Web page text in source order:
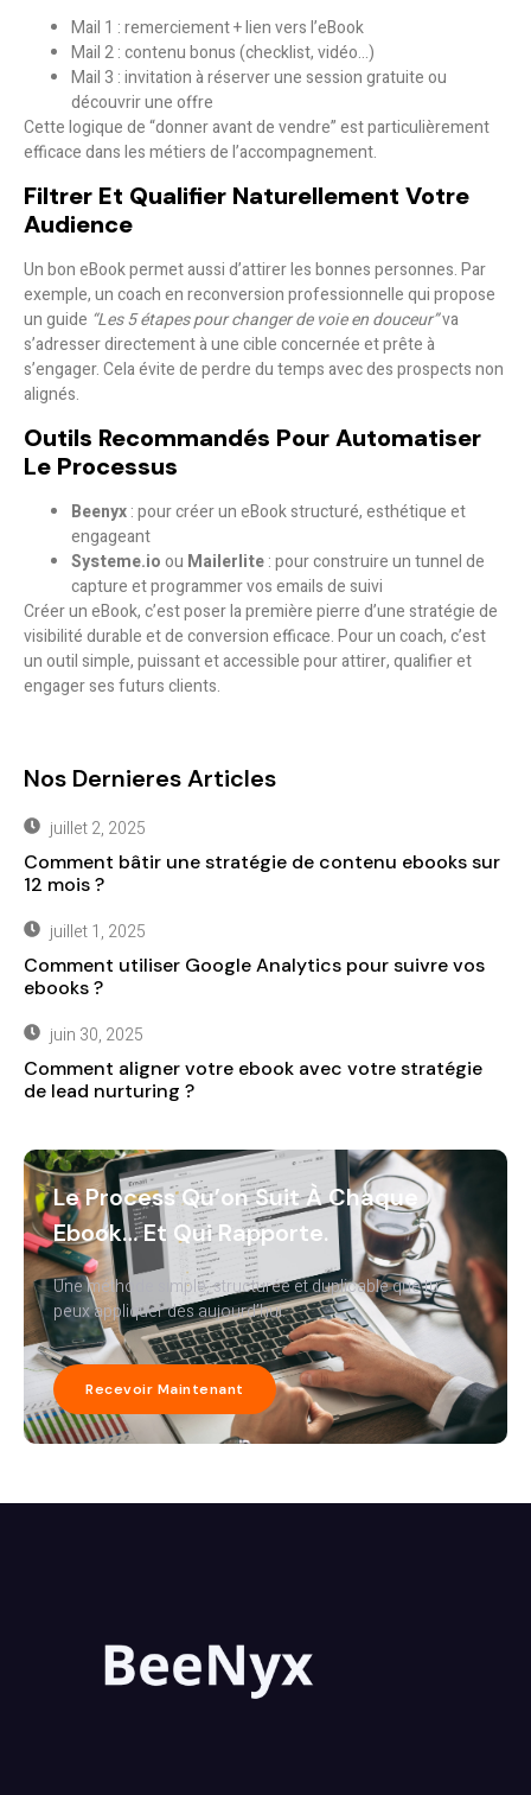
Mail 1 : remerciement + lien vers l’eBook
Mail 2 : contenu bonus (checklist, vidéo…)
Mail 3 : invitation à réserver une session gratuite ou
découvrir une offre
Cette logique de “donner avant de vendre” est particulièrement
efficace dans les métiers de l’accompagnement.
Filtrer Et Qualifier Naturellement Votre
Audience
Un bon eBook permet aussi d’attirer les bonnes personnes. Par
exemple, un coach en reconversion professionnelle qui propose
un guide “Les 5 étapes pour changer de voie en douceur”va
s’adresser directement à une cible concernée et prête à
s’engager. Cela évite de perdre du temps avec des prospects non
alignés.
Outils Recommandés Pour Automatiser
Le Processus
Beenyx: pour créer un eBook structuré, esthétique et
engageant
Systeme.ioou Mailerlite: pour construire un tunnel de
capture et programmer vos emails de suivi
Créer un eBook, c’est poser la première pierre d’une stratégie de
visibilité durable et de conversion efficace. Pour un coach, c’est
un outil simple, puissant et accessible pour attirer, qualifier et
engager ses futurs clients.
Nos Dernieres Articles
juillet 2, 2025
Comment bâtir une stratégie de contenu ebooks sur
12 mois ?
juillet 1, 2025
Comment utiliser Google Analytics pour suivre vos
ebooks ?
juin 30, 2025
Comment aligner votre ebook avec votre stratégie
de lead nurturing ?
Le Process Qu’on Suit À Chaque
Ebook… Et Qui Rapporte.
Une méthode simple, structurée et duplicable que tu
peux appliquer dès aujourd’hui.
Recevoir Maintenant